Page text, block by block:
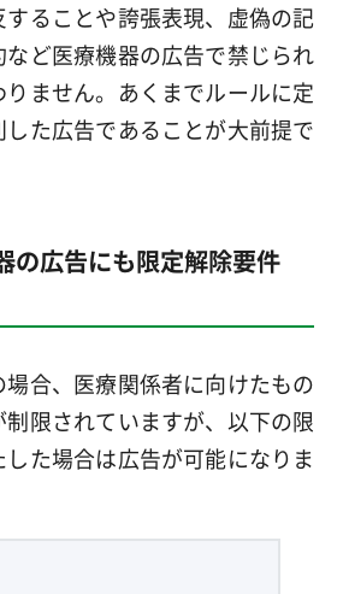
ることや誇張表現、虚偽の記
ど医療機器の広告で禁じられ
ません。あくまでルールに定
た広告であることが大前提で
の広告にも限定解除要件
合、医療関係者に向けたもの
限されていますが、以下の限
た場合は広告が可能になりま